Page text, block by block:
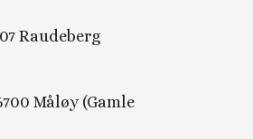
Raudeberg
Måløy (Gamle